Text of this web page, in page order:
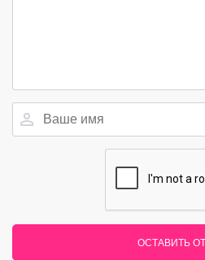
ОСТАВИТЬ